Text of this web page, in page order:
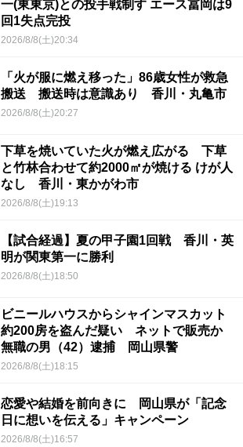
一(東東京)との投手戦制す エース冨岡は9
回1失点完投
2026/8/8(土)20:34
「火が服に燃え移った」86歳女性が救急
搬送 搬送時は意識あり 香川・丸亀市
2026/8/8(土)20:27
下草を焼いていた火が燃え広がる 下草
と竹林合わせて約2000㎡が焼ける けが人
なし 香川・東かがわ市
2026/8/8(土)19:13
【試合経過】夏の甲子園1回戦 香川・英
明が関東第一に勝利
2026/8/8(土)18:50
ビニールハウスからシャインマスカット
約200房を盗んだ疑い ネットで販売か
無職の男（42）逮捕 岡山県警
2026/8/8(土)18:15
恋愛や結婚を前向きに 岡山県が「記念
日に想いを伝える」キャンペーン
2026/8/8(土)16:57